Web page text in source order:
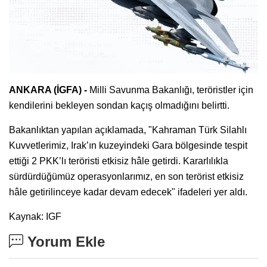
ANKARA (İGFA) - Milli Savunma Bakanlığı, teröristler için
kendilerini bekleyen sondan kaçış olmadığını belirtti.
Bakanlıktan yapılan açıklamada, "Kahraman Türk Silahlı
Kuvvetlerimiz, Irak’ın kuzeyindeki Gara bölgesinde tespit
ettiği 2 PKK’lı teröristi etkisiz hâle getirdi. Kararlılıkla
sürdürdüğümüz operasyonlarımız, en son terörist etkisiz
hâle getirilinceye kadar devam edecek" ifadeleri yer aldı.
Kaynak: IGF
Yorum Ekle